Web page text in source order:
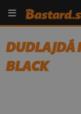
DUDLAJDÁ
BLACK